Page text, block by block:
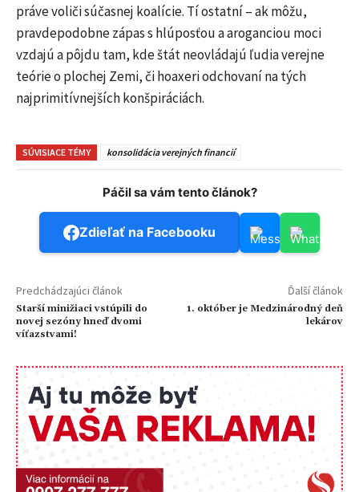
práve voliči súčasnej koalície. Tí ostatní – ak môžu,
pravdepodobne zápas s hlúposťou a aroganciou moci
vzdajú a pôjdu tam, kde štát neovládajú ľudia verejne
teórie o plochej Zemi, či hoaxeri odchovaní na tých
najprimitívnejších konšpiráciách.
SÚVISIACE TÉMY konsolidácia verejných financií
Páčil sa vám tento článok?
Zdieľať na Facebooku
Predchádzajúci článok
Starší minižiaci vstúpili do
novej sezóny hneď dvomi
víťazstvami!
Ďalší článok
1. október je Medzinárodný deň
lekárov